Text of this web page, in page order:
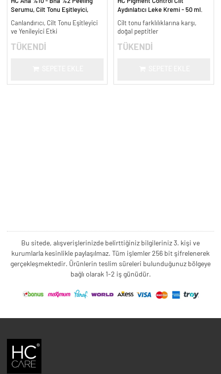
Serumu, Cilt Tonu Eşitleyici,
Canlandırıcı, Cilt Tonu Eşitleyici
ve Yenileyici Etki
TÜKENDİ
Aydınlatıcı Leke Kremi - 50 ml.
Cilt tonu farklılıklarına karşı,
doğal peptitler
TÜKENDİ
Bu sitede, alışverişlerinizde belirttiğiniz bilgileriniz 3. kişi ve
kurumlarla kesinlikle paylaşılmaz. Tüm işlemler 256 bit şifrelenerek
gerçekleşmektedir. Ürünlerin teslim süreleri bulunduğunuz bölgeye
bağlı olarak 1-2 iş günüdür.